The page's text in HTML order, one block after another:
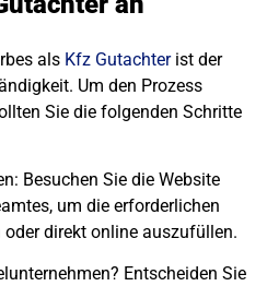
als Kfz Gutachterist der
Um den Prozess
Sie die folgenden Schritte
: Besuchen Sie die Website
um die erforderlichen
direkt online auszufüllen.
Entscheiden Sie